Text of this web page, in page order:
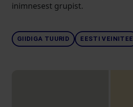
inimnesest grupist.
GIIDIGA TUURID EESTI VEINITEE